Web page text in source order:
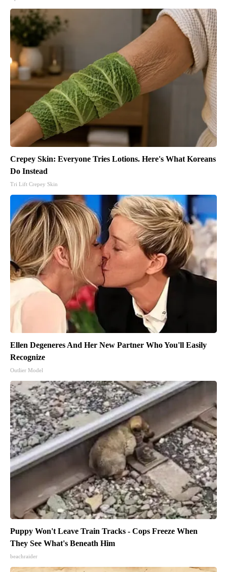
Crepey Skin: Everyone Tries Lotions. Here's What Koreans
Do Instead
Tri Lift Crepey Skin
Ellen Degeneres And Her New Partner Who You'll Easily
Recognize
Outlier Model
Puppy Won't Leave Train Tracks - Cops Freeze When
They See What's Beneath Him
beachraider